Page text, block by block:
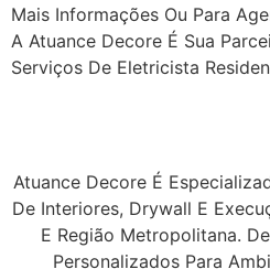
Mais Informações Ou Para
A Atuance Decore É Sua
Serviços De Eletricista
Atuance Decore É
De Interiores, Drywall E
E Região Metropolitana.
Personalizados Para